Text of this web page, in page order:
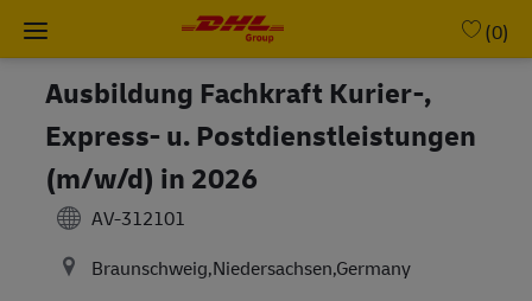
Skip to main content
(0)
Ausbildung Fachkraft Kurier-,
Express- u. Postdienstleistungen
(m/w/d) in 2026
AV-312101
Braunschweig,Niedersachsen,Germany